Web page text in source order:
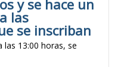
y se hace un
las
se inscriban
las 13:00 horas, se